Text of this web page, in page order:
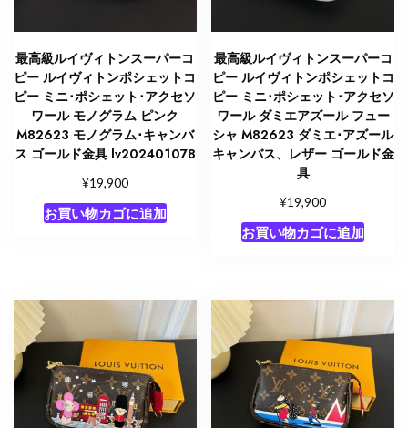
ド
M82623
ノ
グ
ー
ル
最高級ルイヴィトンスーパーコ
ピー ルイヴィトンポシェットコ
ピー ミニ･ポシェット･アクセソ
ワール モノグラム ピンク
M82623 モノグラム･キャンバ
ス ゴールド金具 lv202401078
¥19,900
お買い物カゴに追加
最高級ルイヴィトンスーパーコ
ピー ルイヴィトンポシェットコ
ピー ミニ･ポシェット･アクセソ
ワール ダミエアズール フュー
シャ M82623 ダミエ･アズール
キャンバス、レザー ゴールド金
具
¥19,900
お買い物カゴに追加